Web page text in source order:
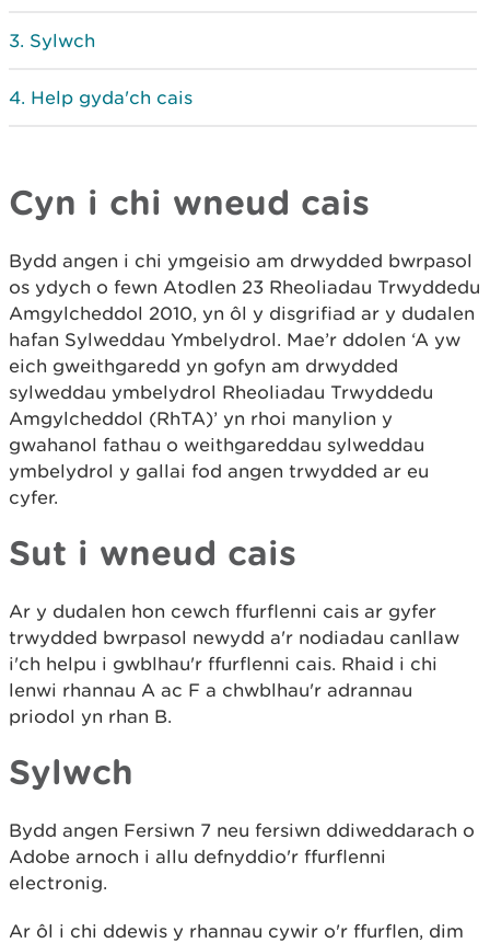
Sylwch
Help gyda'ch cais
Cyn i chi wneud cais
Bydd angen i chi ymgeisio am drwydded bwrpasol
os ydych o fewn Atodlen 23 Rheoliadau Trwyddedu
Amgylcheddol 2010, yn ôl y disgrifiad ar y dudalen
hafan Sylweddau Ymbelydrol. Mae’r ddolen ‘A yw
eich gweithgaredd yn gofyn am drwydded
sylweddau ymbelydrol Rheoliadau Trwyddedu
Amgylcheddol (RhTA)’ yn rhoi manylion y
gwahanol fathau o weithgareddau sylweddau
ymbelydrol y gallai fod angen trwydded ar eu
cyfer.
Sut i wneud cais
Ar y dudalen hon cewch ffurflenni cais ar gyfer
trwydded bwrpasol newydd a'r nodiadau canllaw
i'ch helpu i gwblhau'r ffurflenni cais. Rhaid i chi
lenwi rhannau A ac F a chwblhau'r adrannau
priodol yn rhan B.
Sylwch
Bydd angen Fersiwn 7 neu fersiwn ddiweddarach o
Adobe arnoch i allu defnyddio'r ffurflenni
electronig.
Ar ôl i chi ddewis y rhannau cywir o'r ffurflen, dim